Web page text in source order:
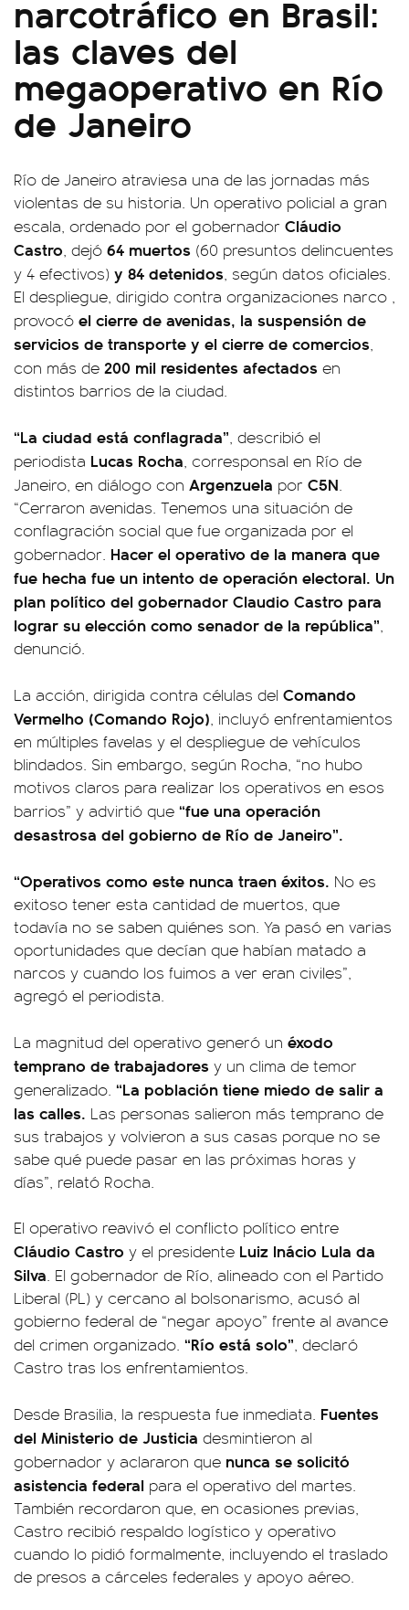
narcotráfico en Brasil:
las claves del
megaoperativo en Río
de Janeiro
Río de Janeiro atraviesa una de las jornadas más
violentas de su historia. Un operativo policial a gran
escala, ordenado por el gobernador Cláudio
Castro, dejó 64 muertos (60 presuntos delincuentes
y 4 efectivos) y 84 detenidos, según datos oficiales.
El despliegue, dirigido contra organizaciones narco ,
provocó el cierre de avenidas, la suspensión de
servicios de transporte y el cierre de comercios,
con más de 200 mil residentes afectados en
distintos barrios de la ciudad.
“La ciudad está conflagrada”, describió el
periodista Lucas Rocha, corresponsal en Río de
Janeiro, en diálogo con Argenzuela por C5N.
“Cerraron avenidas. Tenemos una situación de
conflagración social que fue organizada por el
gobernador. Hacer el operativo de la manera que
fue hecha fue un intento de operación electoral. Un
plan político del gobernador Claudio Castro para
lograr su elección como senador de la república”,
denunció.
La acción, dirigida contra células del Comando
Vermelho (Comando Rojo), incluyó enfrentamientos
en múltiples favelas y el despliegue de vehículos
blindados. Sin embargo, según Rocha, “no hubo
motivos claros para realizar los operativos en esos
barrios” y advirtió que “fue una operación
desastrosa del gobierno de Río de Janeiro”.
“Operativos como este nunca traen éxitos. No es
exitoso tener esta cantidad de muertos, que
todavía no se saben quiénes son. Ya pasó en varias
oportunidades que decían que habían matado a
narcos y cuando los fuimos a ver eran civiles”,
agregó el periodista.
La magnitud del operativo generó un éxodo
temprano de trabajadores y un clima de temor
generalizado. “La población tiene miedo de salir a
las calles. Las personas salieron más temprano de
sus trabajos y volvieron a sus casas porque no se
sabe qué puede pasar en las próximas horas y
días”, relató Rocha.
El operativo reavivó el conflicto político entre
Cláudio Castro y el presidente Luiz Inácio Lula da
Silva. El gobernador de Río, alineado con el Partido
Liberal (PL) y cercano al bolsonarismo, acusó al
gobierno federal de “negar apoyo” frente al avance
del crimen organizado. “Río está solo”, declaró
Castro tras los enfrentamientos.
Desde Brasilia, la respuesta fue inmediata. Fuentes
del Ministerio de Justicia desmintieron al
gobernador y aclararon que nunca se solicitó
asistencia federal para el operativo del martes.
También recordaron que, en ocasiones previas,
Castro recibió respaldo logístico y operativo
cuando lo pidió formalmente, incluyendo el traslado
de presos a cárceles federales y apoyo aéreo.